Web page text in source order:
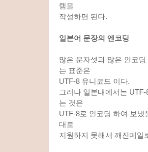
램을
작성하면 된다.
일본어 문장의 엔코딩
많은 문자셋과 많은 인코
는 표준은
UTF-8 유니코드 이다.
그러나 일본내에서는
는 것은
UTF-8로 인코딩 하여 보
대로
지원하지 못해서 깨진메일